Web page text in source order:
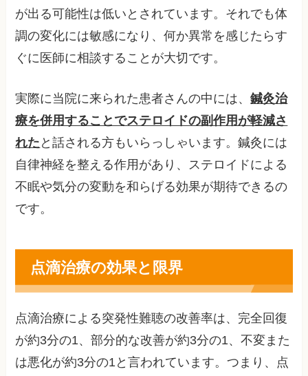
が出る可能性は低いとされています。それでも体
調の変化には敏感になり、何か異常を感じたらす
ぐに医師に相談することが大切です。
実際に当院に来られた患者さんの中には、鍼灸治
療を併用することでステロイドの副作用が軽減さ
れた と話される方もいらっしゃいます。鍼灸には
自律神経を整える作用があり、ステロイドによる
不眠や気分の変動を和らげる効果が期待できるの
です。
点滴治療の効果と限界
点滴治療による突発性難聴の改善率は、完全回復
が約3分の1、部分的な改善が約3分の1、不変また
は悪化が約3分の1と言われています。つまり、点